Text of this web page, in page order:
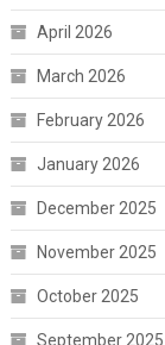
April 2026
March 2026
February 2026
January 2026
December 2025
November 2025
October 2025
September 2025